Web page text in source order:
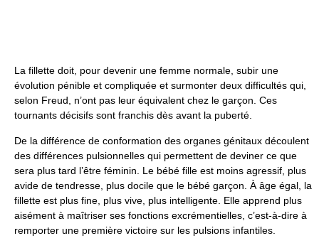
La fillette doit, pour devenir une femme normale, subir une
évolution pénible et compliquée et surmonter deux difficultés qui,
selon Freud, n’ont pas leur équivalent chez le garçon. Ces
tournants décisifs sont franchis dès avant la puberté.
De la différence de conformation des organes génitaux découlent
des différences pulsionnelles qui permettent de deviner ce que
sera plus tard l’être féminin. Le bébé fille est moins agressif, plus
avide de tendresse, plus docile que le bébé garçon. À âge égal, la
fillette est plus fine, plus vive, plus intelligente. Elle apprend plus
aisément à maîtriser ses fonctions excrémentielles, c’est-à-dire à
remporter une première victoire sur les pulsions infantiles.